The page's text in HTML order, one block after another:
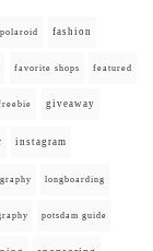
fashion
favorite shops featured
giveaway
instagram
longboarding
potsdam guide